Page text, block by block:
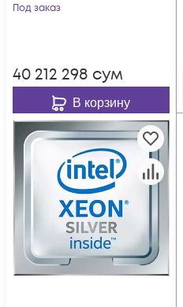
Под заказ
40 212 298 сум
В корзину